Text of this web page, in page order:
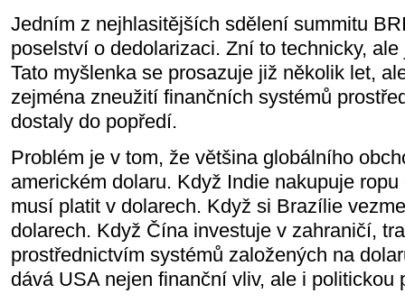
Jedním z nejhlasitějších sdělení summitu
poselství o dedolarizaci. Zní to technicky,
Tato myšlenka se prosazuje již několik let,
zejména zneužití finančních systémů
dostaly do popředí.
Problém je v tom, že většina globálního
americkém dolaru. Když Indie nakupuje
musí platit v dolarech. Když si Brazílie
dolarech. Když Čína investuje v zahraničí,
prostřednictvím systémů založených na
dává USA nejen finanční vliv, ale i politickou